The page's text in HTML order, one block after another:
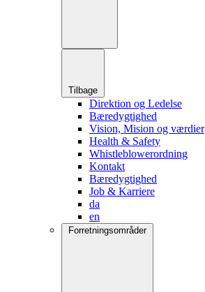
Tilbage
Direktion og Ledelse
Bæredygtighed
Vision, Mision og værdier
Health & Safety
Whistleblowerordning
Kontakt
Bæredygtighed
Job & Karriere
da
en
Forretningsområder